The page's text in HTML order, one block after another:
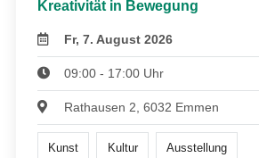
Kreativität in Bewegung
Fr, 7. August 2026
09:00 - 17:00 Uhr
Rathausen 2, 6032 Emmen
Kunst Kultur Ausstellung